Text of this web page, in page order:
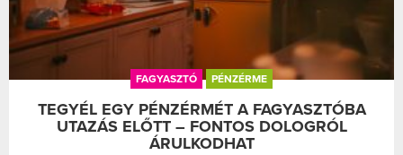
FAGYASZTÓ PÉNZÉRME
TEGYÉL EGY PÉNZÉRMÉT A FAGYASZTÓBA
UTAZÁS ELŐTT – FONTOS DOLOGRÓL
ÁRULKODHAT